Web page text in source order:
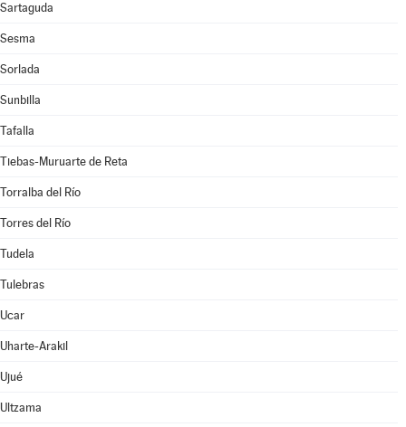
Sartaguda
Sesma
Sorlada
Sunbilla
Tafalla
Tiebas-Muruarte de Reta
Torralba del Río
Torres del Río
Tudela
Tulebras
Ucar
Uharte-Arakil
Ujué
Ultzama